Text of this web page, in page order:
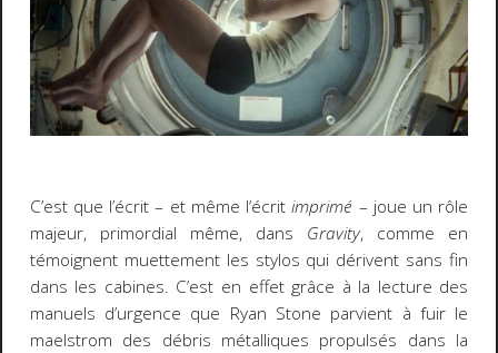
C’est que l’écrit – et même l’écritimprimé – joue un rôle
majeur, primordial même, dans Gravity, comme en
témoignent muettement les stylos qui dérivent sans fin
dans les cabines. C’est en effet grâce à la lecture des
manuels d’urgence que Ryan Stone parvient à fuir le
maelstrom des débris métalliques propulsés dans la